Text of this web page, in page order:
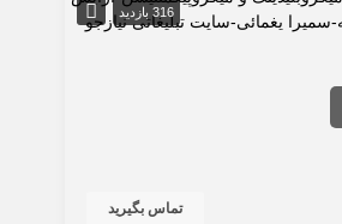
316 بازدید
تماس بگیرید